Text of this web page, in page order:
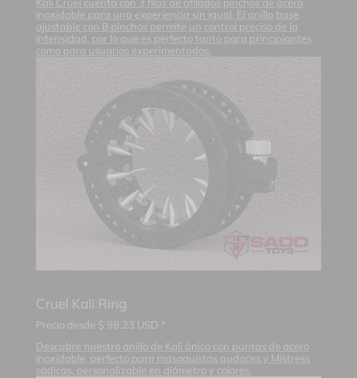
inoxidable para una experiencia sin igual. El anillo base
ajustable con 8 pinchos permite un control preciso de la
intensidad, por lo que es perfecto tanto para principiantes
como para usuarios experimentados.
Cruel Kali Ring
Precio desde $ 98.23 USD *
Descubre nuestro anillo de Kali único con puntas de acero
inoxidable, perfecto para masoquistas audaces y Mistress
sádicas, personalizable en diámetro y colores.